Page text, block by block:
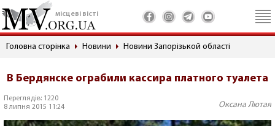
місцеві вісті
Головна сторінка Новини Новини Запорізькой області
В Бердянске ограбили кассира платного туалета
Переглядів: 1220
8 липня 2015 11:24
Оксана Лютая